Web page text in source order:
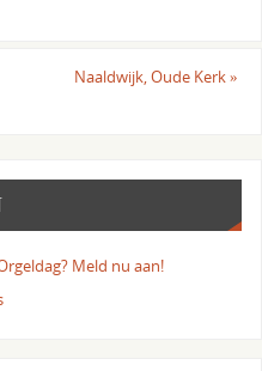
Naaldwijk, Oude Kerk»
Meld nu aan!